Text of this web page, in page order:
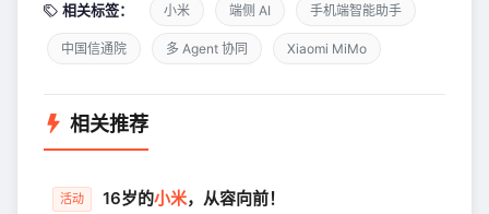
相关标签： 小米 端侧 AI 手机端智能助手
中国信通院 多 Agent 协同 Xiaomi MiMo
相关推荐
活动 16岁的小米，从容向前！